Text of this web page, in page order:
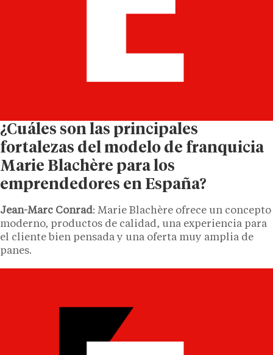
¿Cuáles son las principales
fortalezas del modelo de franquicia
Marie Blachère para los
emprendedores en España?
Jean-Marc Conrad: Marie Blachère ofrece un concepto
moderno, productos de calidad, una experiencia para
el cliente bien pensada y una oferta muy amplia de
panes.